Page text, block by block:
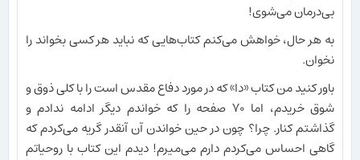
بی‌درمان می‌شوی!
به هر حال، خواهش می‌کنم کتاب‌هایی که نباید هر کسی بخواند را
نخوان.
باور کنید من کتاب «دا» که در مورد دفاع مقدس است را با کلی ذوق و
شوق خریدم، اما ۷۰ صفحه را که خواندم دیگر ادامه ندادم و
گذاشتم کنار. چرا؟ چون در حین خواندن آن آنقدر گریه می‌کردم که
گاهی احساس می‌کردم دارم می‌میرم! دیدم این کتاب با روحیاتم